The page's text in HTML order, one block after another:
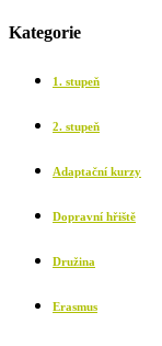
Kategorie
1. stupeň
2. stupeň
Adaptační kurzy
Dopravní hřiště
Družina
Erasmus